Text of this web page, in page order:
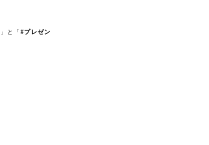
」と「 #プレゼン